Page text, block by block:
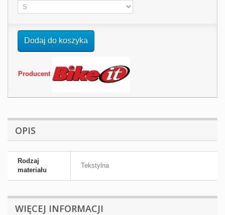
Dodaj do koszyka
Producent
OPIS
Rodzaj
materiału
Tekstylna
WIĘCEJ INFORMACJI